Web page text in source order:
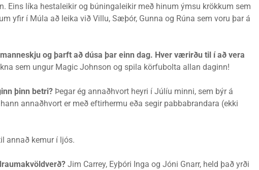
Eins líka hestaleikir og búningaleikir með hinum ýmsu krökkum sem
yfir í Múla að leika við Villu, Sæþór, Gunna og Rúna sem voru þar á
og þarft að dúsa þar einn dag. Hver værirðu til í að vera
sem ungur Magic Johnson og spila körfubolta allan daginn!
þinn betri? Þegar ég annaðhvort heyri í Júlíu minni, sem býr á
annaðhvort er með eftirhermu eða segir pabbabrandara (ekki
annað kemur í ljós.
Jim Carrey, Eyþóri Inga og Jóni Gnarr, held það yrði